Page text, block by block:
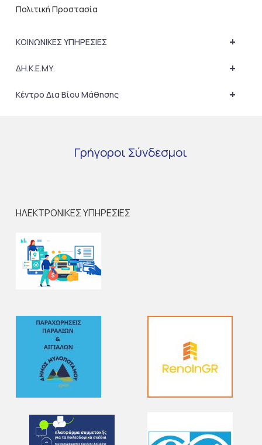
Πολιτική Προστασία
+
ΚΟΙΝΩΝΙΚΕΣ ΥΠΗΡΕΣΙΕΣ
+
ΔΗ.Κ.Ε.ΜΥ.
+
Κέντρο Δια Βίου Μάθησης
Γρήγοροι Σύνδεσμοι
ΗΛΕΚΤΡΟΝΙΚΕΣ ΥΠΗΡΕΣΙΕΣ